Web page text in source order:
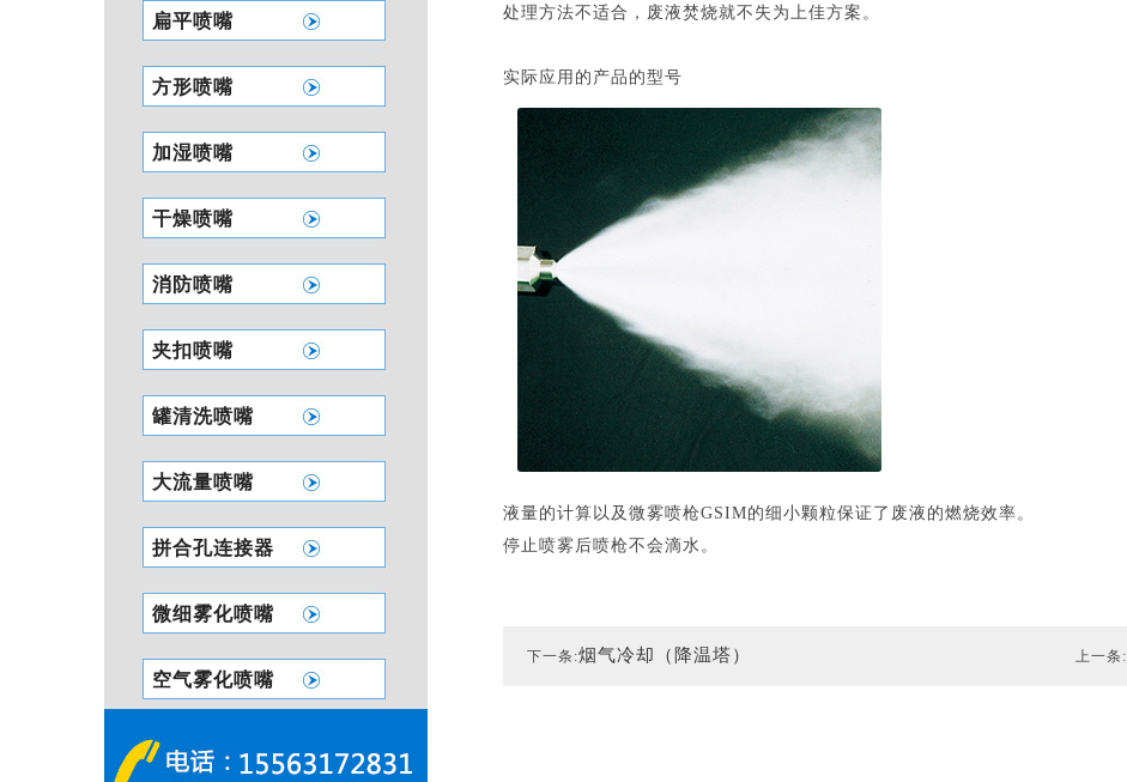
扁平喷嘴
方形喷嘴
加湿喷嘴
干燥喷嘴
消防喷嘴
夹扣喷嘴
罐清洗喷嘴
大流量喷嘴
拼合孔连接器
微细雾化喷嘴
空气雾化喷嘴
处理方法不适合，废液焚烧就不失为上佳方案。
实际应用的产品的型号
液量的计算以及微雾喷枪GSIM的细小颗粒保证了废液的燃烧效率。
停止喷雾后喷枪不会滴水。
下一条:烟气冷却（降温塔） 上一条: